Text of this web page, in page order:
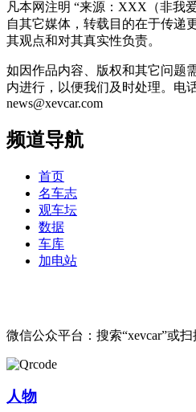
凡本网注明 “来源：XXX（非我
自其它媒体，转载目的在于传递
其观点和对其真实性负责。
如因作品内容、版权和其它问题
内进行，以便我们及时处理。电
news@xevcar.com
频道导航
首页
名车志
观车坛
数据
车库
加电站
微信公众平台：搜索“xevcar”或
人物